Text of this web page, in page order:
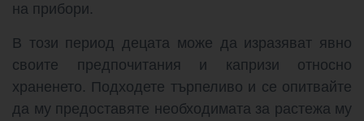
на прибори.
В този период децата може да изразяват явно
своите предпочитания и капризи относно
храненето. Подходете търпеливо и се опитвайте
да му предоставяте необходимата за растежа му